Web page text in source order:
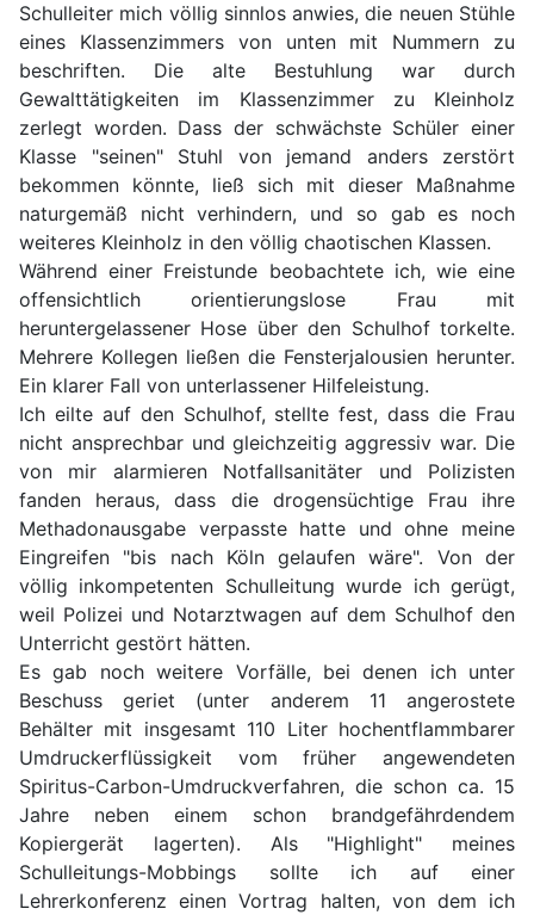
Schulleiter mich völlig sinnlos anwies, die neuen Stühle
eines Klassenzimmers von unten mit Nummern zu
beschriften. Die alte Bestuhlung war durch
Gewalttätigkeiten im Klassenzimmer zu Kleinholz
zerlegt worden. Dass der schwächste Schüler einer
Klasse "seinen" Stuhl von jemand anders zerstört
bekommen könnte, ließ sich mit dieser Maßnahme
naturgemäß nicht verhindern, und so gab es noch
weiteres Kleinholz in den völlig chaotischen Klassen.
Während einer Freistunde beobachtete ich, wie eine
offensichtlich orientierungslose Frau mit
heruntergelassener Hose über den Schulhof torkelte.
Mehrere Kollegen ließen die Fensterjalousien herunter.
Ein klarer Fall von unterlassener Hilfeleistung.
Ich eilte auf den Schulhof, stellte fest, dass die Frau
nicht ansprechbar und gleichzeitig aggressiv war. Die
von mir alarmieren Notfallsanitäter und Polizisten
fanden heraus, dass die drogensüchtige Frau ihre
Methadonausgabe verpasste hatte und ohne meine
Eingreifen "bis nach Köln gelaufen wäre". Von der
völlig inkompetenten Schulleitung wurde ich gerügt,
weil Polizei und Notarztwagen auf dem Schulhof den
Unterricht gestört hätten.
Es gab noch weitere Vorfälle, bei denen ich unter
Beschuss geriet (unter anderem 11 angerostete
Behälter mit insgesamt 110 Liter hochentflammbarer
Umdruckerflüssigkeit vom früher angewendeten
Spiritus-Carbon-Umdruckverfahren, die schon ca. 15
Jahre neben einem schon brandgefährdendem
Kopiergerät lagerten). Als "Highlight" meines
Schulleitungs-Mobbings sollte ich auf einer
Lehrerkonferenz einen Vortrag halten, von dem ich